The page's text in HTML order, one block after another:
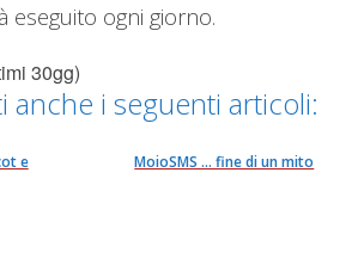
eseguito ogni giorno.
30gg)
i seguenti articoli:
e
MoioSMS ... fine di un mito